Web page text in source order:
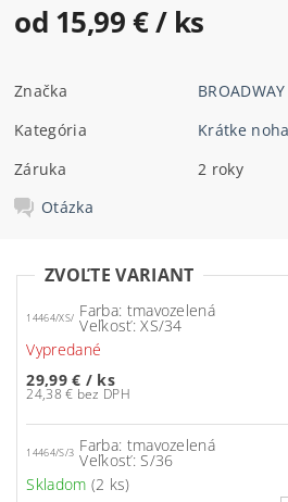
od 15,99 €/ ks
Značka
Kategória
Krátke
Záruka
2 roky
Otázka
ZVOĽTE VARIANT
14464/XS/ Farba: tmavozelená
Veľkosť: XS/34
Vypredané
29,99 € / ks
24,38 € bez DPH
14464/S/3 Farba: tmavozelená
Veľkosť: S/36
Skladom (2 ks)